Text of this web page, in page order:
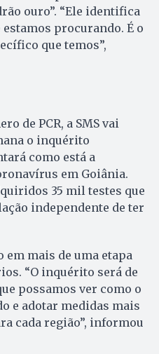
ouro”. “Ele identifica
procurando. É o
que temos”,
de PCR, a SMS vai
o inquérito
como está a
em Goiânia.
35 mil testes que
independente de ter
em mais de uma etapa
“O inquérito será de
possamos ver como o
e adotar medidas mais
cada região”, informou